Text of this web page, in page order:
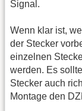
Signal.
Wenn klar ist,
der Stecker
einzelnen
werden. Es
Stecker auch
Montage den